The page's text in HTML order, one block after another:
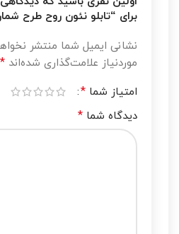
برای “تابلو نئون روح طرح شماره
نشانی ایمیل شما منتشر
موردنیاز علامت‌گذاری شده‌اند *
امتیاز شما *
دیدگاه شما *